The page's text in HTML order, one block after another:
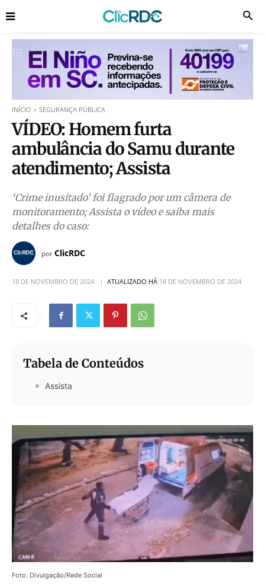
INÍCIO SEGURANÇA PÚBLICA
VÍDEO: Homem furta
ambulância do Samu durante
atendimento; Assista
‘Crime inusitado’ foi flagrado por um câmera de
monitoramento; Assista o vídeo e saiba mais
detalhes do caso:
porClicRDC
18 DE NOVEMBRO DE 2024 ATUALIZADO HÁ 18 DE NOVEMBRO DE 2024
Tabela de Conteúdos
Assista
Foto: Divulgação/Rede Social